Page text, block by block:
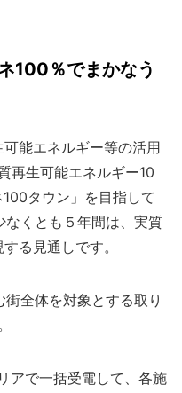
100％でまかなう
能エネルギー等の活用
再生可能エネルギー10
タウン」を目指して
くとも５年間は、実質
る見通しです。
街全体を対象とする取り
アで一括受電して、各施